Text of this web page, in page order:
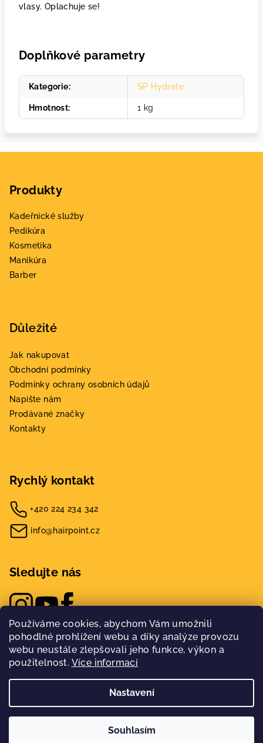
Používáme cookies, abychom Vám umožnili
pohodlné prohlížení webu a díky analýze provozu
webu neustále zlepšovali jeho funkce, výkon a
použitelnost. Více informací
Nastavení
Souhlasím
vlasy. Oplachuje se!
Doplňkové parametry
Kategorie: SP Hydrate
Hmotnost: 1 kg
Produkty
Kadeřnické služby
Pedikúra
Kosmetika
Manikúra
Barber
Důležité
Jak nakupovat
Obchodní podmínky
Podmínky ochrany osobních údajů
Napište nám
Prodávané značky
Kontakty
Rychlý kontakt
+420 224 234 342
info@hairpoint.cz
Sledujte nás
Hairpoint. Všechna práva vyhrazena.